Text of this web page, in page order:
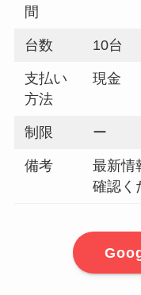
間
台数 10台
支払い
方法
現金
制限 ー
備考
最新情
確認く